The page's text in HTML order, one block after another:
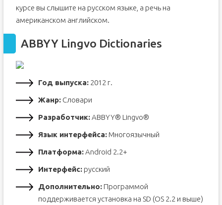
курсе вы слышите на русском языке, а речь на
американском английском.
ABBYY Lingvo Dictionaries
Год выпуска:2012 г.
Жанр:Словари
Разработчик:ABBYY® Lingvo®
Язык интерфейса:Многоязычный
Платформа:Android 2.2+
Интерфейс:русский
Дополнительно:Программой
поддерживается установка на SD (OS 2.2 и выше)